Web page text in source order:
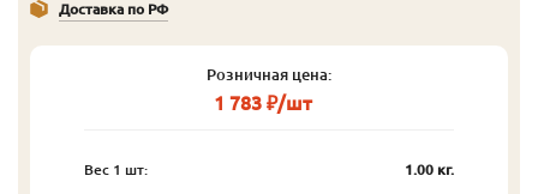
Доставка по РФ
Розничная цена:
1 783 ₽/шт
Вес 1 шт: 1.00 кг.